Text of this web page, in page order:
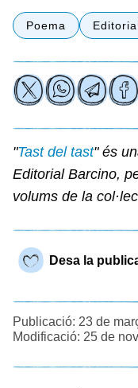
Poema
"Tast del tast" és
Editorial Barcino,
volums de la
Desa la
Publicació: 23 de
Modificació: 25 de